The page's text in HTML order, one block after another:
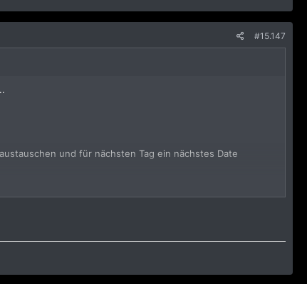
#15.147
und für nächsten Tag ein nächstes Date
und freundlich mit einem Lächeln und Kompliment auf